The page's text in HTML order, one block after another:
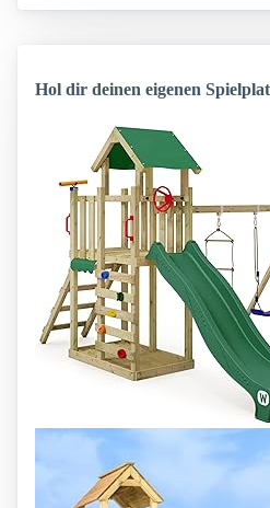
Hol dir deinen eigenen